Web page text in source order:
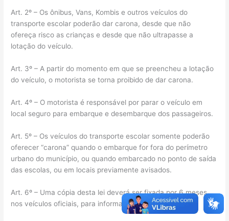
Art. 2º – Os ônibus, Vans, Kombis e outros veículos do
transporte escolar poderão dar carona, desde que não
ofereça risco as crianças e desde que não ultrapasse a
lotação do veículo.
Art. 3º – A partir do momento em que se preencheu a lotação
do veículo, o motorista se torna proibido de dar carona.
Art. 4º – O motorista é responsável por parar o veículo em
local seguro para embarque e desembarque dos passageiros.
Art. 5º – Os veículos do transporte escolar somente poderão
oferecer “carona” quando o embarque for fora do perímetro
urbano do município, ou quando embarcado no ponto de saída
das escolas, ou em locais previamente avisados.
Art. 6º – Uma cópia desta lei deverá ser fixada por 6 meses
nos veículos oficiais, para informar a população.